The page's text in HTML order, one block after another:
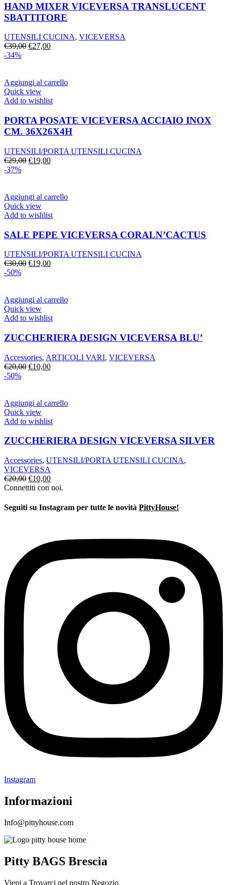
HAND MIXER VICEVERSA TRANSLUCENT
SBATTITORE
UTENSILI CUCINA, VICEVERSA
€39,00 Il
€39,00.
€27,00Il
€27,00.
-34%
Aggiungi al carrello
Quick view
Add to wishlist
PORTA POSATE VICEVERSA ACCIAIO INOX
CM. 36X26X4H
UTENSILI/PORTA UTENSILI CUCINA
€29,00 Il
€29,00.
€19,00Il
€19,00.
-37%
Aggiungi al carrello
Quick view
Add to wishlist
SALE PEPE VICEVERSA CORALN’CACTUS
UTENSILI/PORTA UTENSILI CUCINA
€30,00 Il
€30,00.
€19,00Il
€19,00.
-50%
Aggiungi al carrello
Quick view
Add to wishlist
ZUCCHERIERA DESIGN VICEVERSA BLU’
Accessories, ARTICOLI VARI, VICEVERSA
€20,00 Il
€20,00.
€10,00Il
€10,00.
-50%
Aggiungi al carrello
Quick view
Add to wishlist
ZUCCHERIERA DESIGN VICEVERSA SILVER
Accessories, UTENSILI/PORTA UTENSILI CUCINA,
VICEVERSA
€20,00 Il
prezzo
era:
€10,00Il
prezzo
è:
€10,00.
Connettiti con noi.
Seguiti su Instagram per tutte le novità PittyHouse!
Instagram
Informazioni
Info@pittyhouse.com
Pitty BAGS Brescia
Vieni a Trovarci nel nostro Negozio